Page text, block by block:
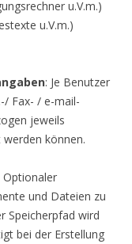
u.V.m.)
u.V.m.)
: Je Benutzer
Fax- / e-mail-
jeweils
können.
Optionaler
und Dateien zu
Speicherpfad wird
bei der Erstellung